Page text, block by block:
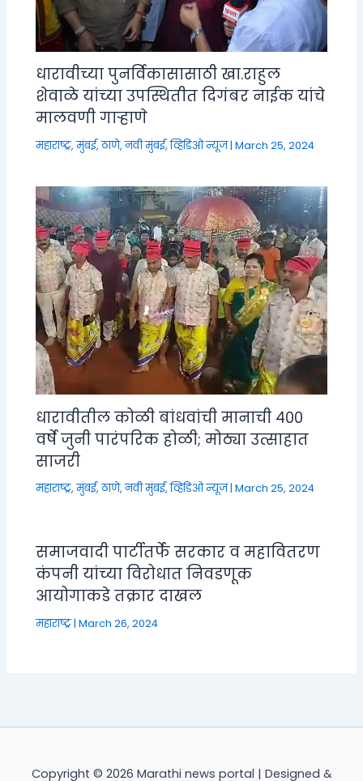
धारावीच्या पुनर्विकासासाठी खा.राहुल
शेवाळे यांच्या उपस्थितीत दिगंबर नाईक यांचे
मालवणी गाऱ्हाणे
महाराष्ट्र,मुंबई, ठाणे, नवी मुंबई,व्हिडिओ न्यूज|March 25, 2024
धारावीतील कोळी बांधवांची मानाची ४००
वर्षे जुनी पारंपरिक होळी; मोठ्या उत्साहात
साजरी
महाराष्ट्र,मुंबई, ठाणे, नवी मुंबई,व्हिडिओ न्यूज|March 25, 2024
समाजवादी पार्टीतर्फे सरकार व महावितरण
कंपनी यांच्या विरोधात निवडणूक
आयोगाकडे तक्रार दाखल
महाराष्ट्र|March 26, 2024
Copyright © 2026 Marathi news portal | Designed &